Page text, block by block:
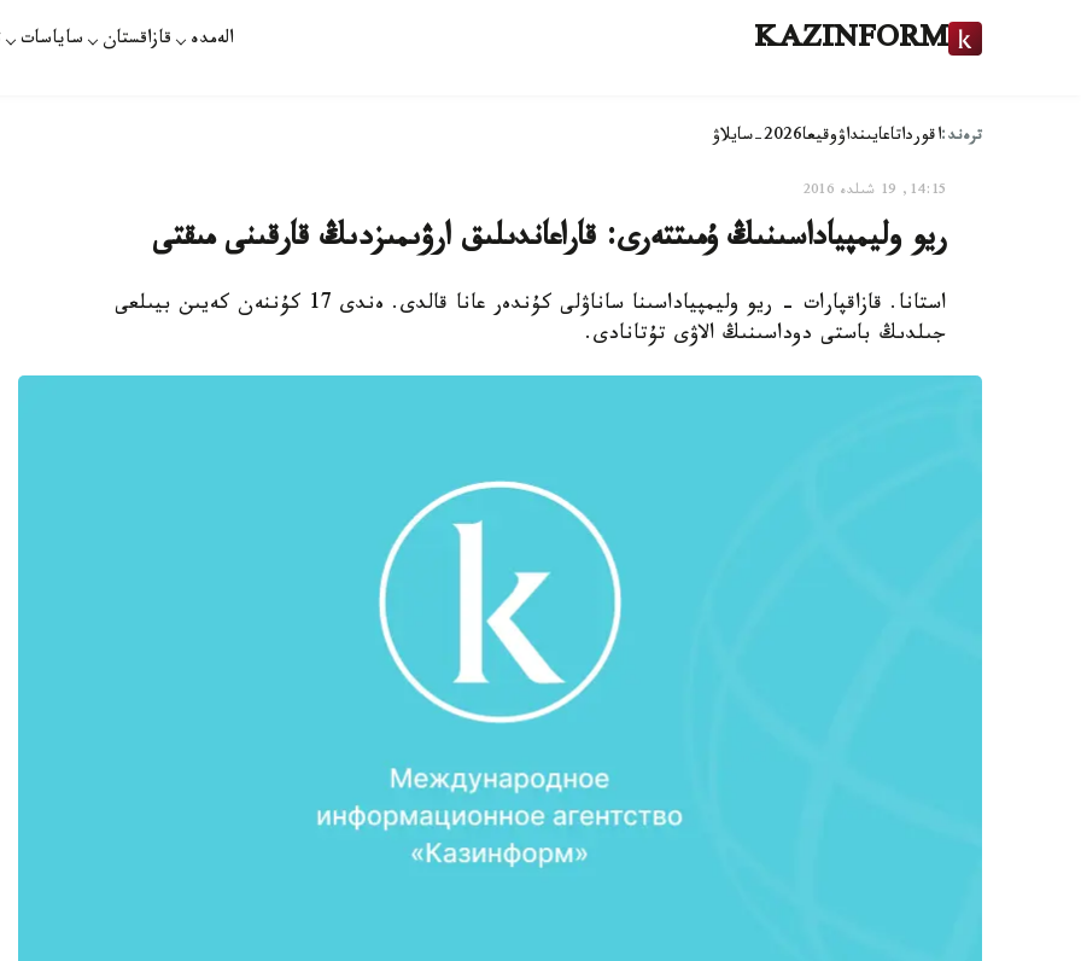
KAZINFORM الەمدە قازاقستان ساياسات
ترەند:اقورداتاعايىنداۋوقيعا2026-سايلاۋ
14:15, 19 شىلدە 2016
ريو وليمپياداسىنىڭ ۇمىتتەرى: قاراعاندىلىق ارۋىمىزدىڭ قارقىنى مىقتى
استانا. قازاقپارات - ريو وليمپياداسىنا ساناۋلى كۇندەر عانا قالدى. ەندى 17 كۇننەن كەيىن بيىلعى
جىلدىڭ باستى دوداسىنىڭ الاۋى تۇتانادى.